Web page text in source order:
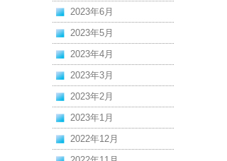
2023年6月
2023年5月
2023年4月
2023年3月
2023年2月
2023年1月
2022年12月